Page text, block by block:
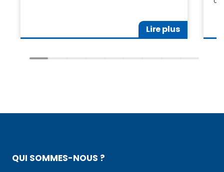
Lire plus
QUI SOMMES-NOUS ?